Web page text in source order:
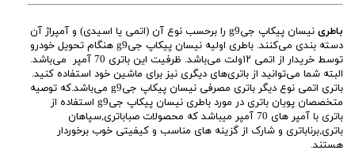
باطری
نیسان پیکاپ جیg9 را برحسب نوع آن (اتمی یا اسیدی) و آمپراژ آن
دسته بندی می‌کنند. باطری اولیه نیسان پیکاپ جیg9 هنگام تحویل خودرو
توسط خریدار از اتمی ۱۲ولت می‌باشد. ظرفیت این باتری 70 آمپر می‌باشد.
البته شما می‌توانید از باتری‌های دیگری نیز برای ماشین خود استفاده کنید.
باتری اتمی نوع دیگر باتری مصرفی نیسان پیکاپ جیg9 می‌باشد.که توصیه
متخصصان پویان باتری در مورد باطری نیسان پیکاپ جیg9 استفاده از
باتری با آمپر های 70 آمپر میباشد که محصولات صباباتری,سپاهان
باتری,برناباتری و شارک از گزینه های مناسب و کیفیتی خوب برخوردار
هستند.